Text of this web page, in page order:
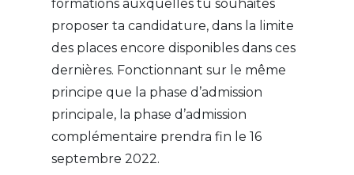
formations auxquelles tu souhaites
proposer ta candidature, dans la limite
des places encore disponibles dans ces
dernières. Fonctionnant sur le même
principe que la phase d’admission
principale, la phase d’admission
complémentaire prendra fin le 16
septembre 2022.